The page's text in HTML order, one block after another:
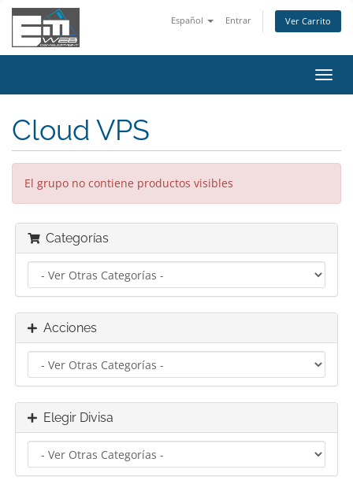
Español Entrar Ver Carrito
Cloud VPS
El grupo no contiene productos visibles
Categorías
Acciones
Elegir Divisa